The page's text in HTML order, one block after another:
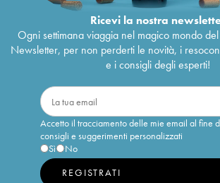
Ricevi la nostra
Ogni settimana viaggia nel magico mondo
Newsletter, per non perderti le novità, i
e i consigli degli esperti!
Accetto il tracciamento delle mie email al fine
consigli e suggerimenti personalizzati
Sì
No
REGISTRATI